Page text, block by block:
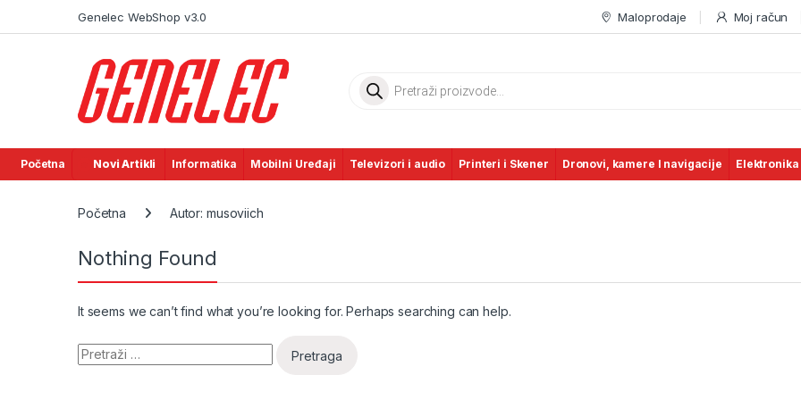
Genelec WebShop v3.0 Maloprodaje Moj račun
Products search
Početna Novi Artikli Informatika Mobilni Uređaji Televizori i audio Printeri i Skener Dronovi, kamere I navigacije Elektronika
Početna Autor: musoviich
Nothing Found
It seems we can’t find what you’re looking for. Perhaps searching can help.
Pretraga: